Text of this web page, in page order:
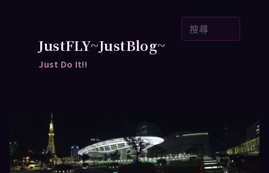
JustFLY~JustBlog~
Just Do It!!